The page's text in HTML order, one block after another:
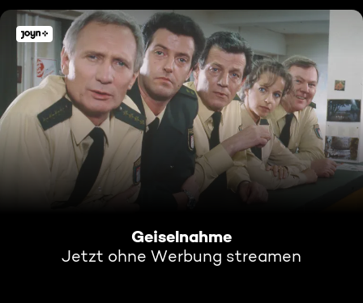
Geiselnahme
Jetzt ohne Werbung streamen